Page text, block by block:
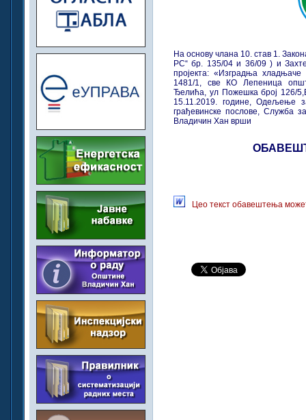
На основу члана 10. став 1.
РС“ бр. 135/04 и 36/09 ) и
пројекта: «Изградња
1481/1, све КО Лепеница
Ђелића, ул Пожешка број 126/
15.11.2019. године, Одељење
грађевинске послове, Служба
Владичин Хан врши
Цео текст обавештења